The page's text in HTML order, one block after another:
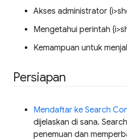
Akses administrator
Mengetahui perintah
Kemampuan untuk
Persiapan
Mendaftar ke Search
dijelaskan di sana.
penemuan dan